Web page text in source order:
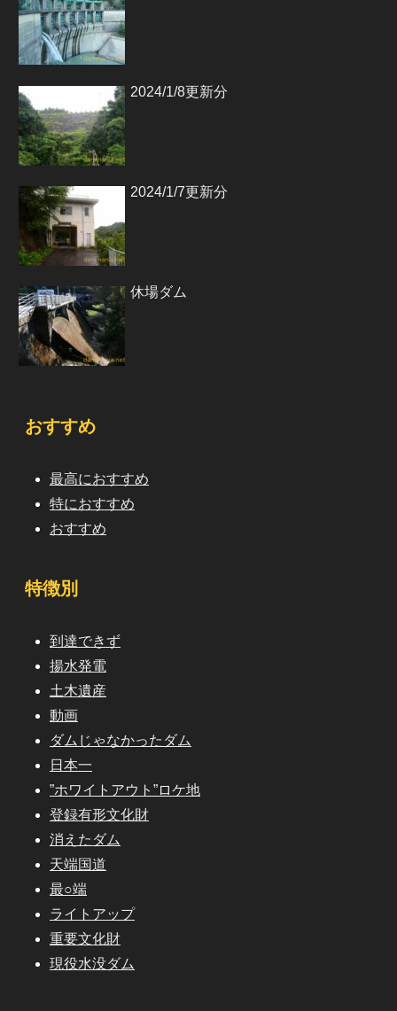
2024/1/8更新分
2024/1/7更新分
休場ダム
おすすめ
最高におすすめ
特におすすめ
おすすめ
特徴別
到達できず
揚水発電
土木遺産
動画
ダムじゃなかったダム
日本一
”ホワイトアウト”ロケ地
登録有形文化財
消えたダム
天端国道
最○端
ライトアップ
重要文化財
現役水没ダム